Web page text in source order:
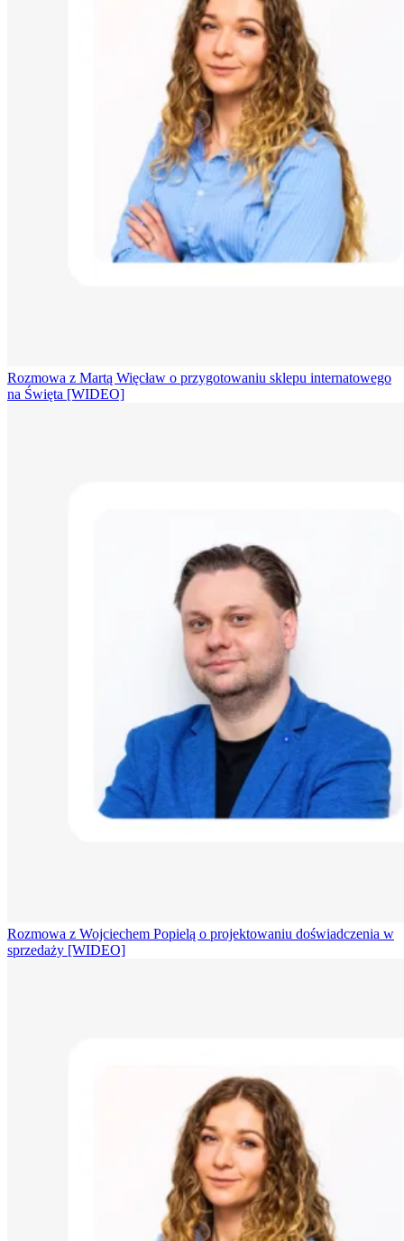
Rozmowa z Martą Więcław o przygotowaniu sklepu internatowego
na Święta [WIDEO]
Rozmowa z Wojciechem Popielą o projektowaniu doświadczenia w
sprzedaży [WIDEO]